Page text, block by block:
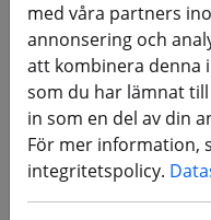
Axisflying
mm Special
med våra partners
annonsering och
att kombinera denna
som du har lämnat
in som en del av din
För mer information,
integritetspolicy.